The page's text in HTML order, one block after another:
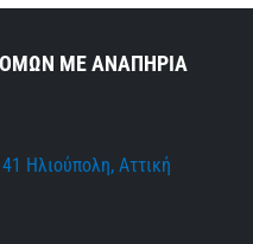
ΜΕ ΑΝΑΠΗΡΙΑ
Ηλιούπολη, Αττική